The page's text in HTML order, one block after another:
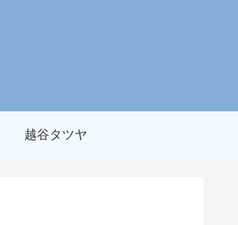
越谷タツヤ